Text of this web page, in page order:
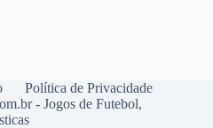
Política de Privacidade
- Jogos de Futebol,